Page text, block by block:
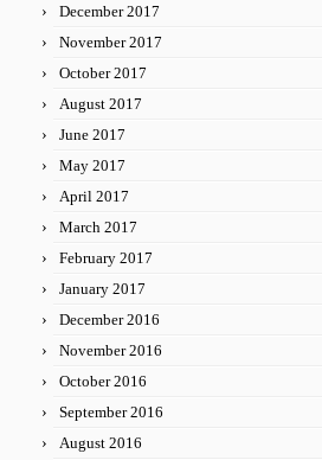
December 2017
November 2017
October 2017
August 2017
June 2017
May 2017
April 2017
March 2017
February 2017
January 2017
December 2016
November 2016
October 2016
September 2016
August 2016